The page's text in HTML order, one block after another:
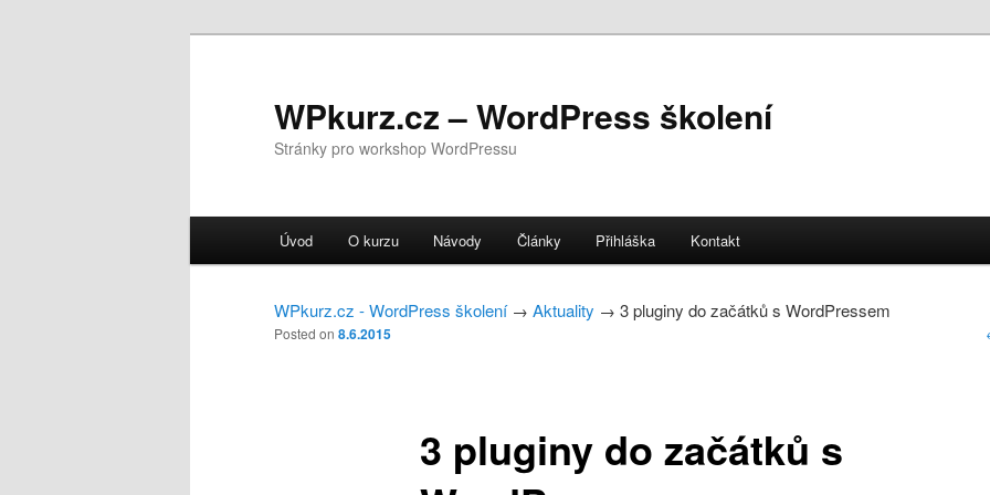
WPkurz.cz – WordPress školení
Stránky pro workshop WordPressu
Hlavní navigační menu
Přejít k hlavnímu obsahu webu
Přejít k obsahu postranního panelu
Úvod O kurzu Návody Články Přihláška Kontakt
WPkurz.cz - WordPress školení→ Aktuality → 3 pluginy do začátků s WordPressem
3 pluginy do začátků s
Posted on 8.6.2015